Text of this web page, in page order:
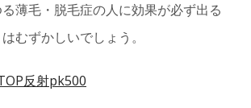
薄毛・脱毛症の人に効果が必ず出る
むずかしいでしょう。